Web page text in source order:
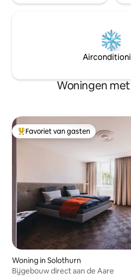
Woningen
Topfavoriet van gasten
Favoriet van gasten
Woning in Solothurn
Bijgebouw direct aan de Aare